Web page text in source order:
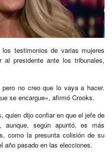
testimonios de varias mujeres
al presidente ante los tribunales,
no creo que lo vaya a hacer.
se encargue», afirmó Crooks.
quien dijo confiar en que el jefe de
aunque, según apuntó, es más
como la presunta colisión de su
año pasado en las elecciones.